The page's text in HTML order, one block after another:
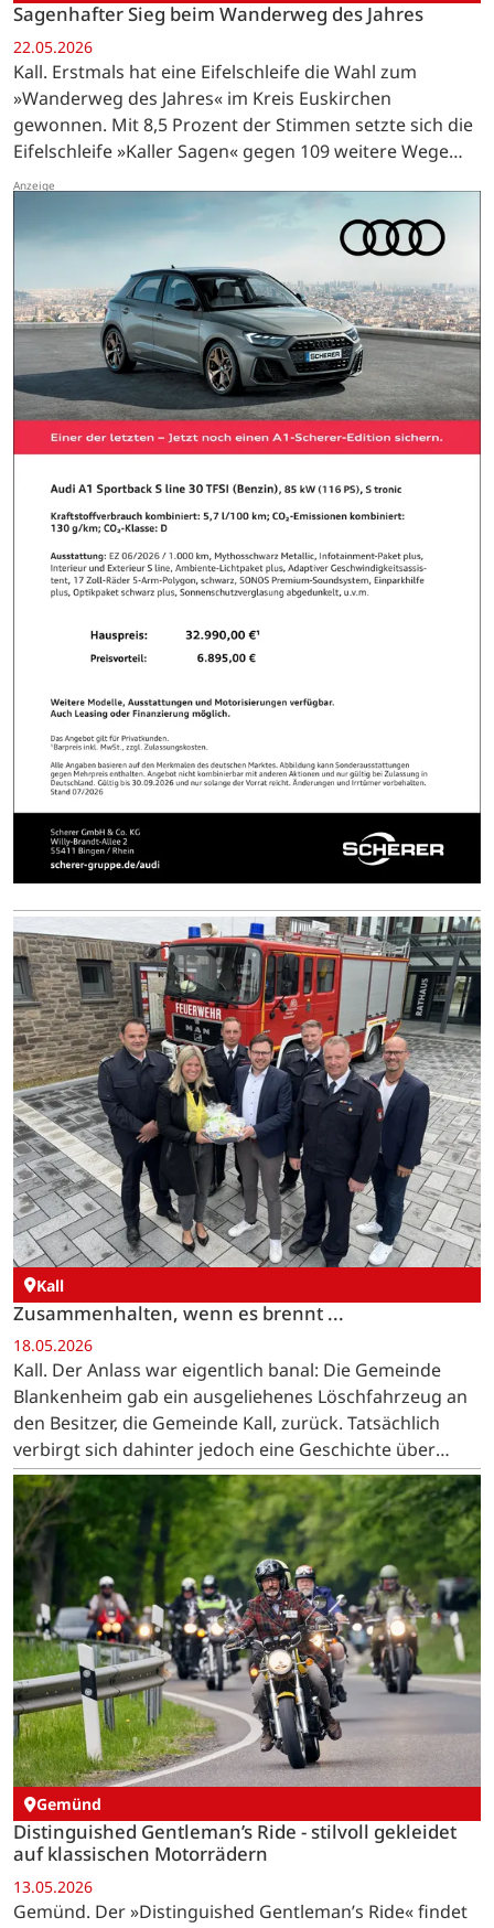
Sagenhafter Sieg beim Wanderweg des Jahres
22.05.2026
Kall. Erstmals hat eine Eifelschleife die Wahl zum
»Wanderweg des Jahres« im Kreis Euskirchen
gewonnen. Mit 8,5 Prozent der Stimmen setzte sich die
Eifelschleife »Kaller Sagen« gegen 109 weitere Wege
durch – und das bei einer Beteiligung, die alle
Kall
Zusammenhalten, wenn es brennt ...
18.05.2026
Kall. Der Anlass war eigentlich banal: Die Gemeinde
Blankenheim gab ein ausgeliehenes Löschfahrzeug an
den Besitzer, die Gemeinde Kall, zurück. Tatsächlich
verbirgt sich dahinter jedoch eine Geschichte über
Zusammenhalt, Vertrauen und interkommunale
Solidarität. …
Gemünd
Distinguished Gentleman’s Ride - stilvoll gekleidet
auf klassischen Motorrädern
13.05.2026
Gemünd. Der »Distinguished Gentleman’s Ride« findet